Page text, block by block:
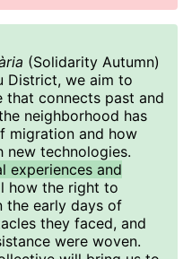
(Solidarity Autumn)
District, we aim to
that connects past and
neighborhood has
migration and how
new technologies.
experiences and
how the right to
the early days of
they faced, and
were woven.